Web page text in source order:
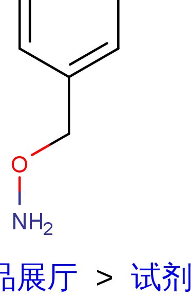
展厅 > 试剂